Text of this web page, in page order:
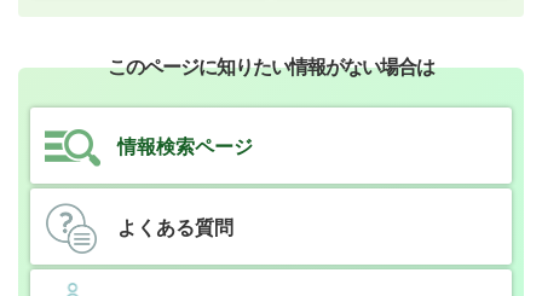
このページに知りたい情報がない場合は
情報検索ページ
よくある質問